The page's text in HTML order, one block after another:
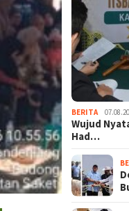
BERITA
Wujud
Had…